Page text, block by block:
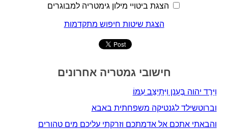
הצגת ביטויי מילון גימטריה למבוגרים
הצגת שיטות חיפוש מתקדמות
חישובי גמטריה אחרונים
וַיֵּרֶד יהוה בֶּעָנָן וַיִּתְיַצֵּב עִמּוֹ
וברוטשילד לגנטיקה משפחתית באבא
והבאתי אתכם אל אדמתכם וזרקתי עליכם מים טהורים